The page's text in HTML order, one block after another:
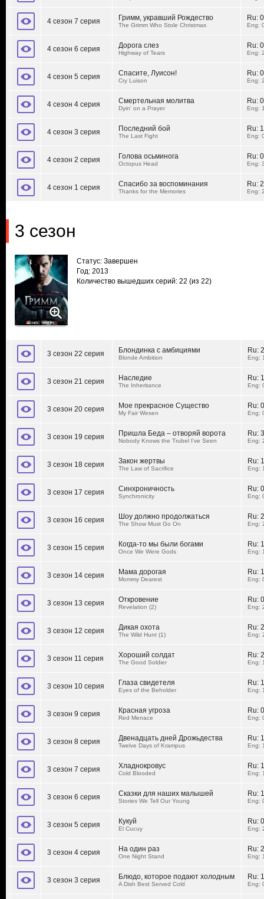
4 сезон 7 серия Гримм, укравший Рождество
The Grimm Who Stole Christmas
Ru:
Eng:
4 сезон 6 серия Дорога слез
Highway of Tears
Ru:
Eng:
4 сезон 5 серия Спасите, Луисон!
Cry Luison
Ru:
Eng:
4 сезон 4 серия Смертельная молитва
Dyin' on a Prayer
Ru:
Eng:
4 сезон 3 серия Последний бой
The Last Fight
Ru:
Eng:
4 сезон 2 серия Голова осьминога
Octopus Head
Ru:
Eng:
4 сезон 1 серия Спасибо за воспоминания
Thanks for the Memories
Ru:
Eng:
3 сезон
Статус: Завершен
Год: 2013
Количество вышедших серий: 22 (из 22)
3 сезон 22 серия Блондинка с амбициями
Blonde Ambition
Ru:
Eng:
3 сезон 21 серия Наследие
The Inheritance
Ru:
Eng:
3 сезон 20 серия Мое прекрасное Существо
My Fair Wesen
Ru:
Eng:
3 сезон 19 серия Пришла Беда – отворяй ворота
Nobody Knows the Trubel I've Seen
Ru:
Eng:
3 сезон 18 серия Закон жертвы
The Law of Sacrifice
Ru:
Eng:
3 сезон 17 серия Синхроничность
Synchronicity
Ru:
Eng:
3 сезон 16 серия Шоу должно продолжаться
The Show Must Go On
Ru:
Eng:
3 сезон 15 серия Когда-то мы были богами
Once We Were Gods
Ru:
Eng:
3 сезон 14 серия Мама дорогая
Mommy Dearest
Ru:
Eng:
3 сезон 13 серия Откровение
Revelation (2)
Ru:
Eng:
3 сезон 12 серия Дикая охота
The Wild Hunt (1)
Ru:
Eng:
3 сезон 11 серия Хороший солдат
The Good Soldier
Ru:
Eng:
3 сезон 10 серия Глаза свидетеля
Eyes of the Beholder
Ru:
Eng:
3 сезон 9 серия Красная угроза
Red Menace
Ru:
Eng:
3 сезон 8 серия Двенадцать дней Дрожьдества
Twelve Days of Krampus
Ru:
Eng:
3 сезон 7 серия Хладнокровус
Cold Blooded
Ru:
Eng:
3 сезон 6 серия Сказки для наших малышей
Stories We Tell Our Young
Ru:
Eng:
3 сезон 5 серия Кукуй
El Cucuy
Ru:
Eng:
3 сезон 4 серия На один раз
One Night Stand
Ru:
Eng:
3 сезон 3 серия Блюдо, которое подают холодным
A Dish Best Served Cold
Ru:
Eng: